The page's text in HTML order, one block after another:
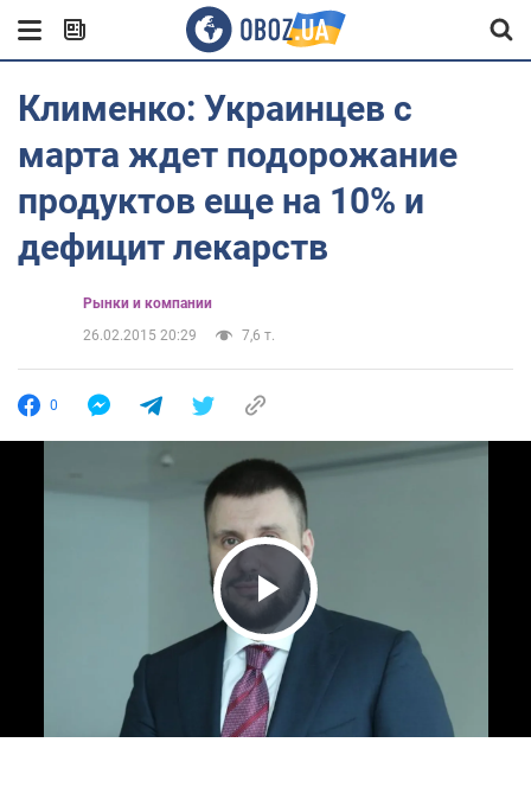
Клименко: Украинцев с
марта ждет подорожание
продуктов еще на 10% и
дефицит лекарств
Рынки и компании
26.02.2015 20:29
7,6 т.
0
Play Video